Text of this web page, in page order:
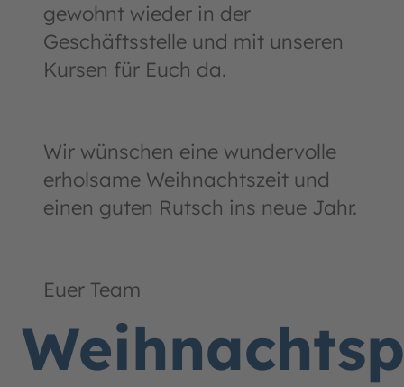
gewohnt wieder in der
Geschäftsstelle und mit unseren
Kursen für Euch da.
Wir wünschen eine wundervolle
erholsame Weihnachtszeit und
einen guten Rutsch ins neue Jahr.
Euer Team